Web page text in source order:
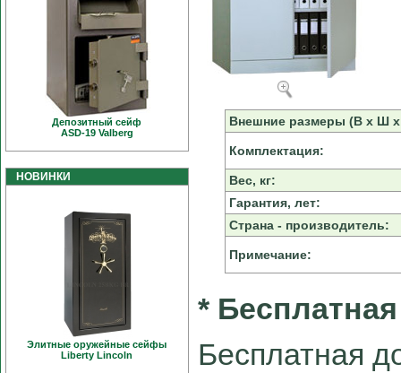
Депозитный сейф
ASD-19 Valberg
НОВИНКИ
Элитные оружейные сейфы
Liberty Linсoln
Внешние размеры (В х Ш
Комплектация:
Вес, кг:
Гарантия, лет:
Страна - производитель:
Примечание:
*
Бесплатная